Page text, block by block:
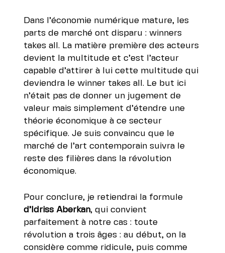
Dans l’économie numérique mature, les
parts de marché ont disparu : winners
takes all. La matière première des acteurs
devient la multitude et c’est l’acteur
capable d’attirer à lui cette multitude qui
deviendra le winner takes all. Le but ici
n’était pas de donner un jugement de
valeur mais simplement d’étendre une
théorie économique à ce secteur
spécifique. Je suis convaincu que le
marché de l’art contemporain suivra le
reste des filières dans la révolution
économique.
Pour conclure, je retiendrai la formule
d’Idriss Aberkan, qui convient
parfaitement à notre cas : toute
révolution a trois âges : au début, on la
considère comme ridicule, puis comme